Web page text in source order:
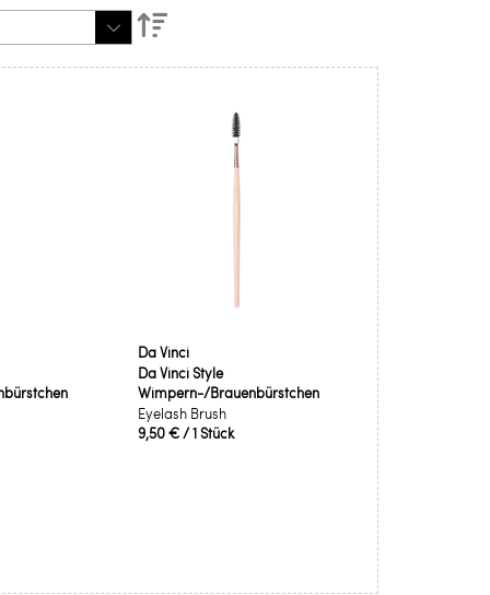
Absteigend
Da Vinci
Da Vinci Style
Wimpern-/Brauenbürstchen
Eyelash Brush
9,50 €/ 1 Stück